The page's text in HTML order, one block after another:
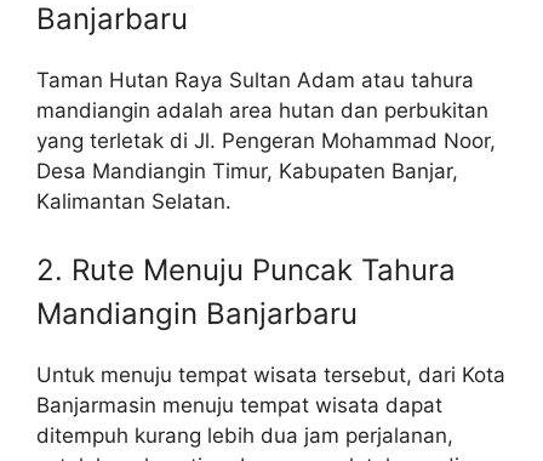
Banjarbaru
Taman Hutan Raya Sultan Adam atau tahura
mandiangin adalah area hutan dan perbukitan
yang terletak di Jl. Pengeran Mohammad Noor,
Desa Mandiangin Timur, Kabupaten Banjar,
Kalimantan Selatan.
2. Rute Menuju Puncak Tahura
Mandiangin Banjarbaru
Untuk menuju tempat wisata tersebut, dari Kota
Banjarmasin menuju tempat wisata dapat
ditempuh kurang lebih dua jam perjalanan,